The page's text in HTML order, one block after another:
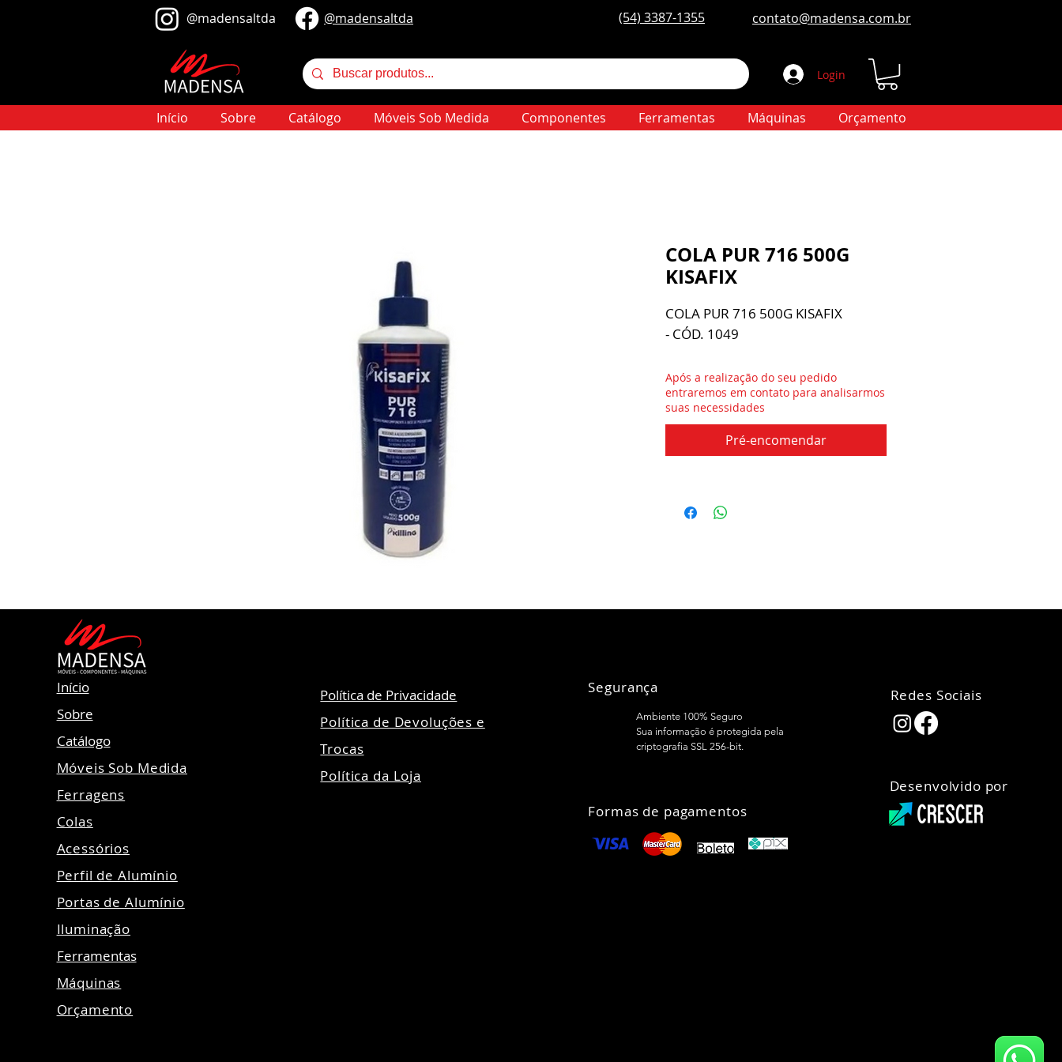
@​madensaltda @​madensaltda (54) 3387-1355 contato@madensa.com.br
Login
Início Sobre Catálogo Móveis Sob Medida Componentes Ferramentas Máquinas Orçamento
COLA PUR 716 500G
KISAFIX
COLA PUR 716 500G KISAFIX
- CÓD. 1049
Após a realização do seu pedido
entraremos em contato para analisarmos
suas necessidades
Pré-encomendar
Início
Sobre
Catálogo
Móveis Sob Medida
Ferragens
Colas
Acessórios
Perfil de Alumínio
Portas de Alumínio
Iluminação
Ferramentas
Máquinas
Orçamento
Política de Privacidade
Política de Devoluções e
Trocas
Política da Loja
Segurança
Ambiente 100% Seguro
Sua informação é protegida pela
criptografia SSL 256-bit.
Formas de pagamentos
Redes Sociais
Desenvolvido por